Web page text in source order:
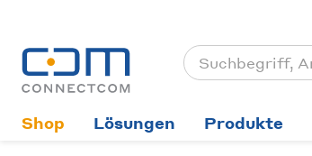
Shop Lösungen Produkte